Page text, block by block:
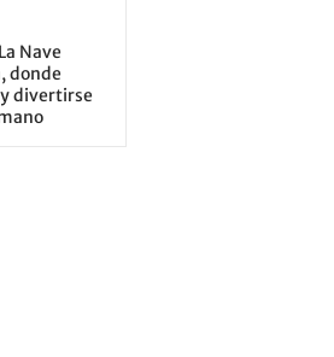
La Nave
donde
divertirse